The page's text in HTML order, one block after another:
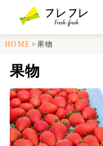
HOME 果物
果物